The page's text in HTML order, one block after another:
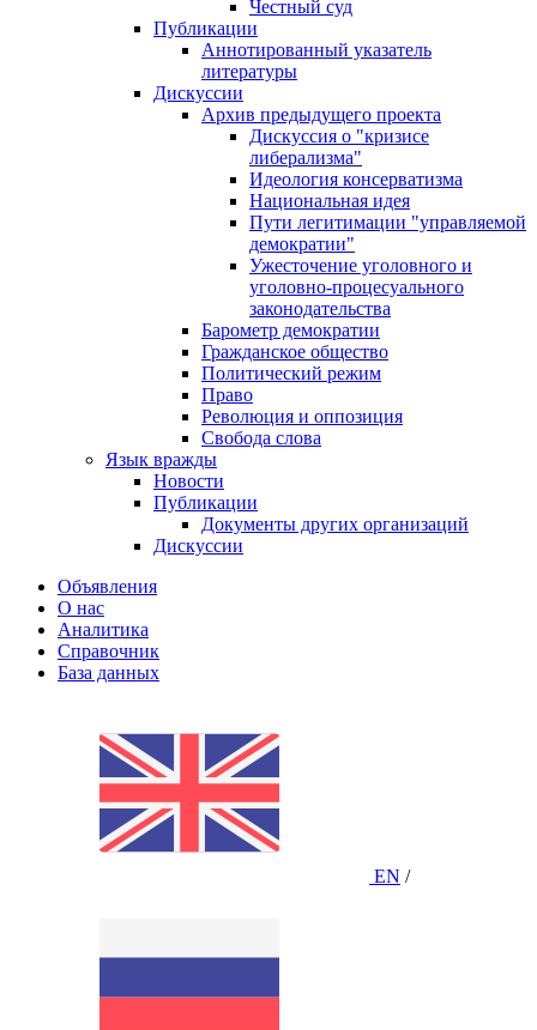
Честный суд
Публикации
Аннотированный указатель
литературы
Дискуссии
Архив предыдущего проекта
Дискуссия о "кризисе
либерализма"
Идеология консерватизма
Национальная идея
Пути легитимации "управляемой
демократии"
Ужесточение уголовного и
уголовно-процесуального
законодательства
Барометр демократии
Гражданское общество
Политический режим
Право
Революция и оппозиция
Свобода слова
Язык вражды
Новости
Публикации
Документы других организаций
Дискуссии
Объявления
О нас
Аналитика
Справочник
База данных
EN /